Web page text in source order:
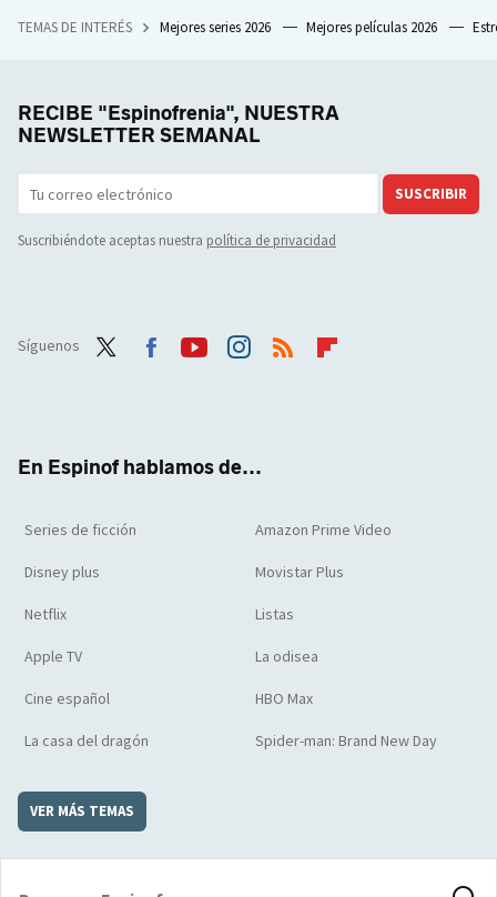
TEMAS DE INTERÉS Mejores series 2026 Mejores películas 2026
RECIBE "Espinofrenia", NUESTRA
NEWSLETTER SEMANAL
SUSCRIBIR
Suscribiéndote aceptas nuestra política de privacidad
Síguenos
En Espinof hablamos de...
Series de ficción Amazon Prime Video
Disney plus Movistar Plus
Netflix Listas
Apple TV La odisea
Cine español HBO Max
La casa del dragón Spider-man: Brand New Day
VER MÁS TEMAS